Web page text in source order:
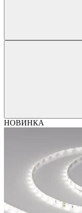
НОВИНКА